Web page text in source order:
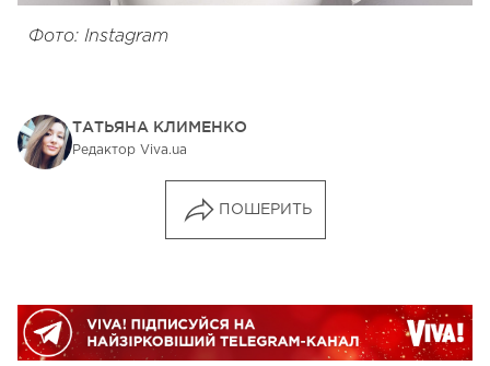
Фото: Instagram
ТАТЬЯНА КЛИМЕНКО
Редактор Viva.ua
ПОШЕРИТЬ